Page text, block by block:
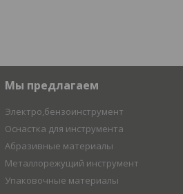
Мы предлагаем
Электро,бензоинструмент
Оснастка для инструмента
Абразивные материалы
Металлорежущий инструмент
Упаковочные материалы